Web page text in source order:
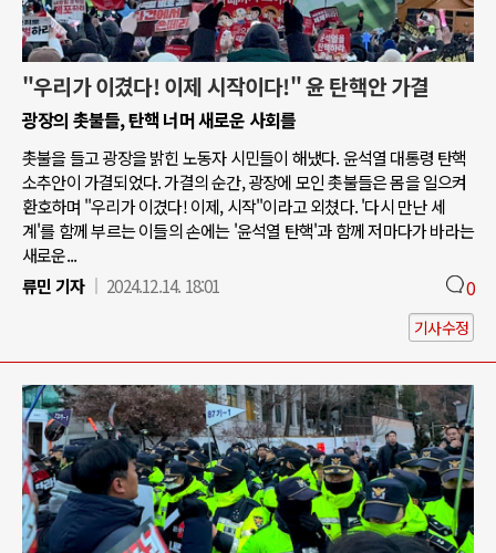
"우리가 이겼다! 이제 시작이다!" 윤 탄핵안 가결
광장의 촛불들, 탄핵 너머 새로운 사회를
촛불을 들고 광장을 밝힌 노동자 시민들이 해냈다. 윤석열 대통령 탄핵
소추안이 가결되었다. 가결의 순간, 광장에 모인 촛불들은 몸을 일으켜
환호하며 "우리가 이겼다! 이제, 시작"이라고 외쳤다. '다시 만난 세
계'를 함께 부르는 이들의 손에는 '윤석열 탄핵'과 함께 저마다가 바라는
새로운...
류민 기자
2024.12.14. 18:01 0
기사수정